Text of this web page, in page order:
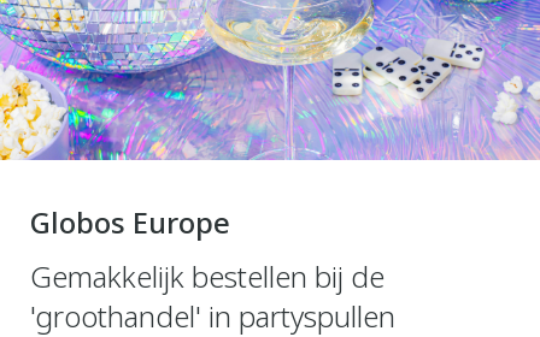
Globos Europe
Gemakkelijk bestellen bij de
'groothandel' in partyspullen